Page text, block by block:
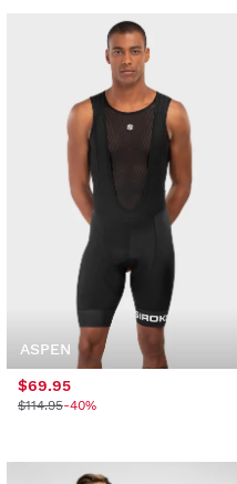
ASPEN
$69.95
$114.95-40%